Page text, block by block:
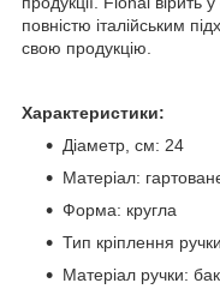
повністю італійським
свою продукцію.
Характеристики:
Діаметр, см: 24
Матеріал:
Форма: кругла
Тип кріплення
Матеріал ручки: